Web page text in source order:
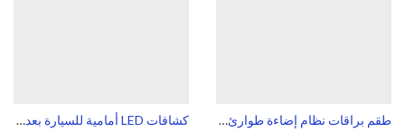
طقم براقات نظام إضاءة طوارئ/فليشر أبيض وبرتقالي مع جهاز تحكم (Strobe Lights) شبك السيارة كشافات LED أمامية للسيارة بعدسة Projector – إضاءة قوية عالية التركيز مع قواعد تثبيت